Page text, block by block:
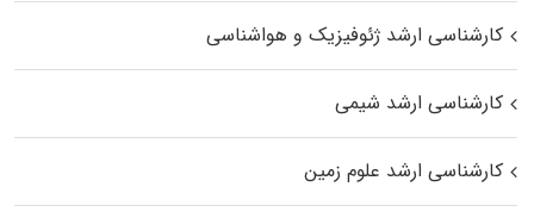
کارشناسی ارشد ژئوفیزیک و هواشناسی
کارشناسی ارشد شیمی
کارشناسی ارشد علوم زمین